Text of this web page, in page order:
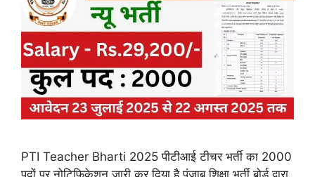
PTI Teacher Bharti 2025 पीटीआई टीचर भर्ती का 2000
पदों पर नोटिफिकेशन जारी कर दिया है पंजाब शिक्षा भर्ती बोर्ड द्वारा